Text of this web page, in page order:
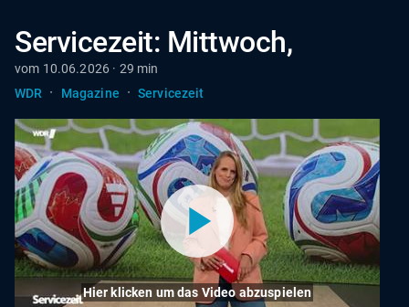
Servicezeit: Mittwoch,
vom 10.06.2026 · 29 min
WDR
· Magazine · Servicezeit
Hier klicken um das Video abzuspielen